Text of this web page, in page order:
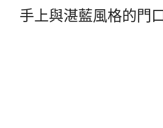
手上與湛藍風格的門